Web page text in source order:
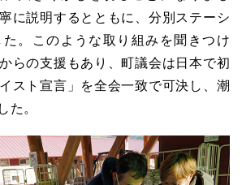
に説明するとともに、分別ステーシ
た。このような取り組みを聞きつけ
らの支援もあり、町議会は日本で初
スト宣言」を全会一致で可決し、潮
た。